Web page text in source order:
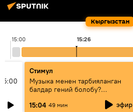
Кыргызстан
15:00 15:26
Стимул
Музыка менен тарбияланган
балдар гений болобу?
Кыргыздын жашоосунда
музыканын орду
15:04 49 мин эфир